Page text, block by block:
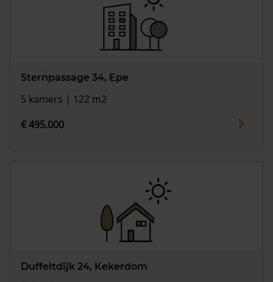
Sternpassage 34, Epe
5 kamers | 122 m2
€ 495.000
Duffeltdijk 24, Kekerdom